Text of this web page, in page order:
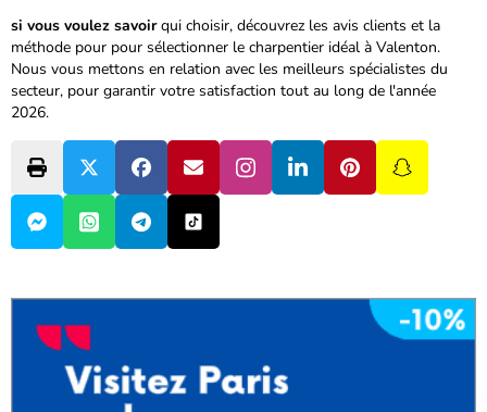
si vous voulez savoirqui choisir, découvrez les avis clients et la
méthode pour pour sélectionner le charpentier idéal à Valenton.
Nous vous mettons en relation avec les meilleurs spécialistes du
secteur, pour garantir votre satisfaction tout au long de l'année
2026.